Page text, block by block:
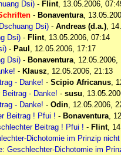
Dsi) - Flint, 13.05.2006,
- Bonaventura
Dsi) - Andreas (d.a.)
Dsi) - Flint, 13.05.2006, 07:14
- Paul
12.05.2006, 17:17
Dsi) - Bonaventura 12.05.2006,
- Klausz
12.05.2006, 21:13
- Danke! - Scipio Africanus
Beitrag - Danke! - susu
- Danke! - Odin 12.05.2006,
Beitrag ! Pfui ! - Bonaventura
Beitrag ! Pfui ! - Flint,
Dichotomie im Prinzip nicht
Geschlechter-Dichotomie im